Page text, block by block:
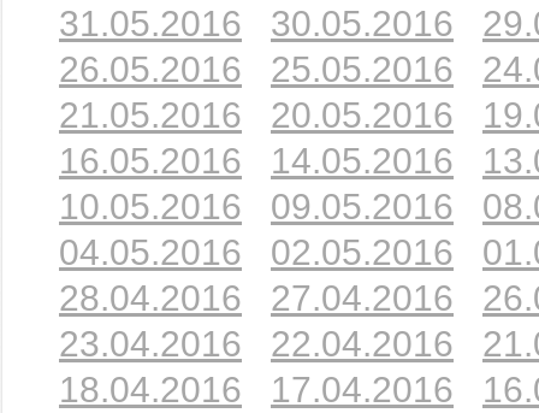
31.05.2016
30.05.2016
26.05.2016
25.05.2016
21.05.2016
20.05.2016
16.05.2016
14.05.2016
10.05.2016
09.05.2016
04.05.2016
02.05.2016
28.04.2016
27.04.2016
23.04.2016
22.04.2016
18.04.2016
17.04.2016